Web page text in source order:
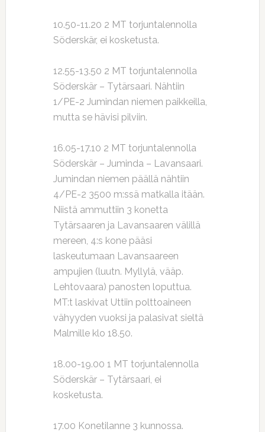
10.50-11.20 2 MT torjuntalennolla
Söderskär, ei kosketusta.
12.55-13.50 2 MT torjuntalennolla
Söderskär – Tytärsaari. Nähtiin
1/PE-2 Jumindan niemen paikkeilla,
mutta se hävisi pilviin.
16.05-17.10 2 MT torjuntalennolla
Söderskär – Juminda – Lavansaari.
Jumindan niemen päällä nähtiin
4/PE-2 3500 m:ssä matkalla itään.
Niistä ammuttiin 3 konetta
Tytärsaaren ja Lavansaaren välillä
mereen, 4:s kone pääsi
laskeutumaan Lavansaareen
ampujien (luutn. Myllylä, vääp.
Lehtovaara) panosten loputtua.
MT:t laskivat Uttiin polttoaineen
vähyyden vuoksi ja palasivat sieltä
Malmille klo 18.50.
18.00-19.00 1 MT torjuntalennolla
Söderskär – Tytärsaari, ei
kosketusta.
17.00 Konetilanne 3 kunnossa.